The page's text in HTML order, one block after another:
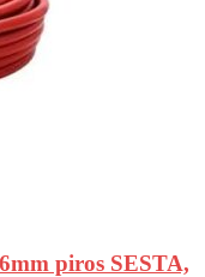
piros SESTA,